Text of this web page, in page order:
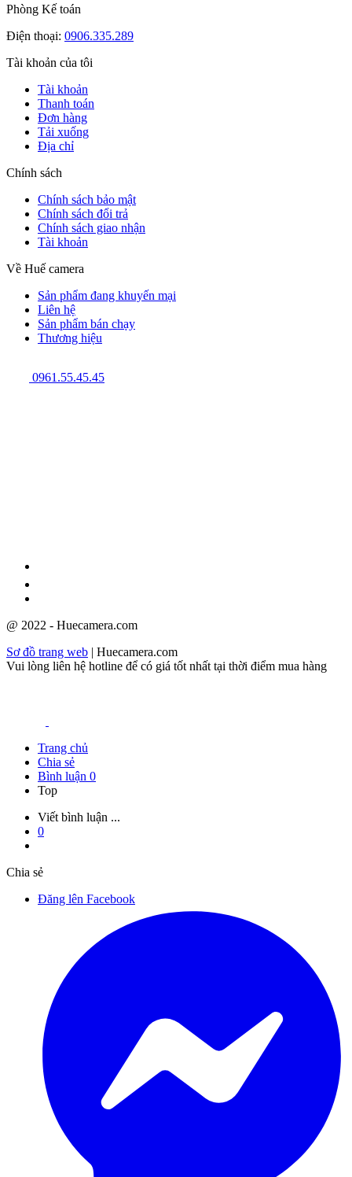
Phòng Kế toán
Điện thoại: 0906.335.289
Tài khoản của tôi
Tài khoản
Thanh toán
Đơn hàng
Tải xuống
Địa chỉ
Chính sách
Chính sách bảo mật
Chính sách đổi trả
Chính sách giao nhận
Tài khoản
Về Huế camera
Sản phẩm đang khuyến mại
Liên hệ
Sản phẩm bán chạy
Thương hiệu
0961.55.45.45
@ 2022 - Huecamera.com
Sơ đồ trang web | Huecamera.com
Vui lòng liên hệ hotline để có giá tốt nhất tại thời điểm mua hàng
Trang chủ
Chia sẻ
Bình luận 0
Top
Viết bình luận ...
0
Chia sẻ
Đăng lên Facebook